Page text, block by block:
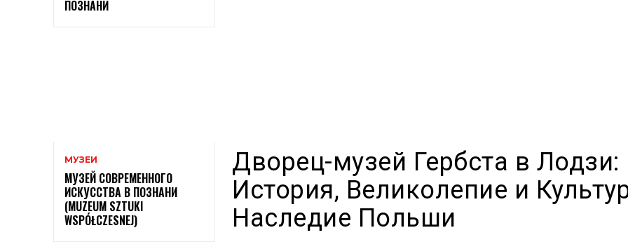
ПОЗНАНИ
МУЗЕИ
МУЗЕЙ СОВРЕМЕННОГО
ИСКУССТВА В ПОЗНАНИ
(MUZEUM SZTUKI
WSPÓŁCZESNEJ)
Дворец-музей Гербста в Лодзи:
История, Великолепие и
Наследие Польши